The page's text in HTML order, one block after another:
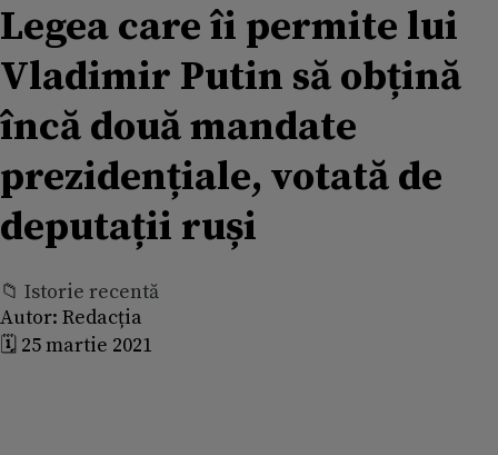
Legea care îi permite lui
Vladimir Putin să obțină
încă două mandate
prezidențiale, votată de
deputații ruși
📁 Istorie recentă
Autor: Redacția
🗓️ 25 martie 2021